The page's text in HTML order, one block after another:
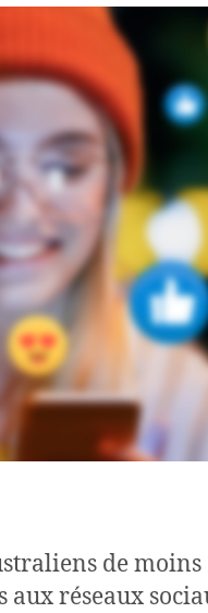
de moins
aux réseaux